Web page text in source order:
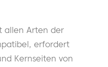
allen Arten der
erfordert
Kernseiten von